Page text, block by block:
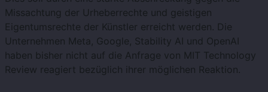
Missachtung der Urheberrechte und geistigen
Eigentumsrechte der Künstler erreicht werden. Die
Unternehmen Meta, Google, Stability AI und OpenAI
haben bisher nicht auf die Anfrage von MIT Technology
Review reagiert bezüglich ihrer möglichen Reaktion.